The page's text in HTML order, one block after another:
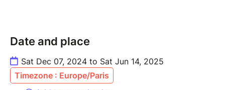
Date and place
Sat Dec 07, 2024 to Sat Jun 14, 2025
Timezone : Europe/Paris